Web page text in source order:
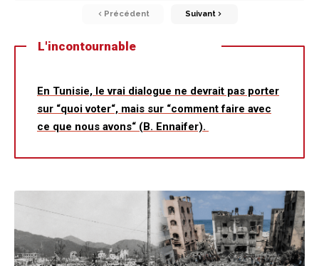
Précédent Suivant
L'incontournable
En Tunisie, le vrai dialogue ne devrait pas porter
sur “quoi voter“, mais sur “comment faire avec
ce que nous avons“ (B. Ennaifer).